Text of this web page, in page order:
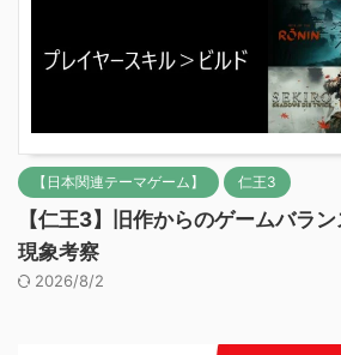
【日本関連テーマゲーム】 仁王3
【仁王3】旧作からのゲームバラ
現象考察
2026/8/2